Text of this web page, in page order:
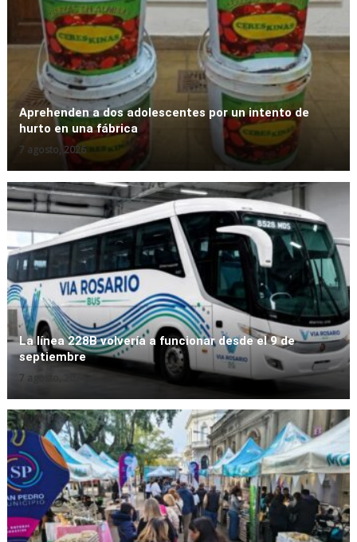
Conductor sufrió heridas leves tras
despistar y caer a una zanja sobre la
Ruta 191
ByFernando Gonzalez Bettendorff 7 agosto, 2026
Destacadas Interés General Locales
Las lluvias dejaron hasta 74 milímetros
y detectaron zanjas obstruidas por
residuos
By Fernando Gonzalez Bettendorff 6 agosto, 2026
Cortes de tránsito por caída de árboles:
el Municipio trabaja para restablecer la
circulación
ByFernando Gonzalez Bettendorff 6 agosto, 2026
Aprehenden a dos adolescentes por un intento de
hurto en una fábrica
7 agosto, 2026
La línea 228B volvería a funcionar desde el 9 de
septiembre
7 agosto, 2026